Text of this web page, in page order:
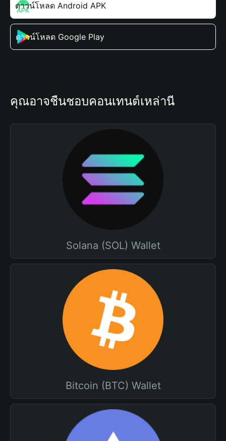
ดาวน์โหลด Android APK
ดาวน์โหลด Google Play
คุณอาจชื่นชอบคอนเทนต์เหล่านี้
Solana (SOL) Wallet
Bitcoin (BTC) Wallet